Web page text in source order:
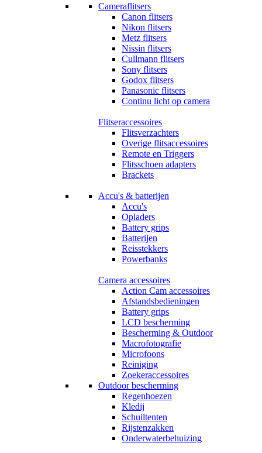
Cameraflitsers
Canon flitsers
Nikon flitsers
Metz flitsers
Nissin flitsers
Cullmann flitsers
Sony flitsers
Godox flitsers
Panasonic flitsers
Continu licht op camera
Flitseraccessoires
Flitsverzachters
Overige flitsaccessoires
Remote en Triggers
Flitsschoen adapters
Brackets
Accu's & batterijen
Accu's
Opladers
Battery grips
Batterijen
Reisstekkers
Powerbanks
Camera accessoires
Action Cam accessoires
Afstandsbedieningen
Battery grips
LCD bescherming
Bescherming & Outdoor
Macrofotografie
Microfoons
Reiniging
Zoekeraccessoires
Outdoor bescherming
Regenhoezen
Kledij
Schuiltenten
Rijstenzakken
Onderwaterbehuizing